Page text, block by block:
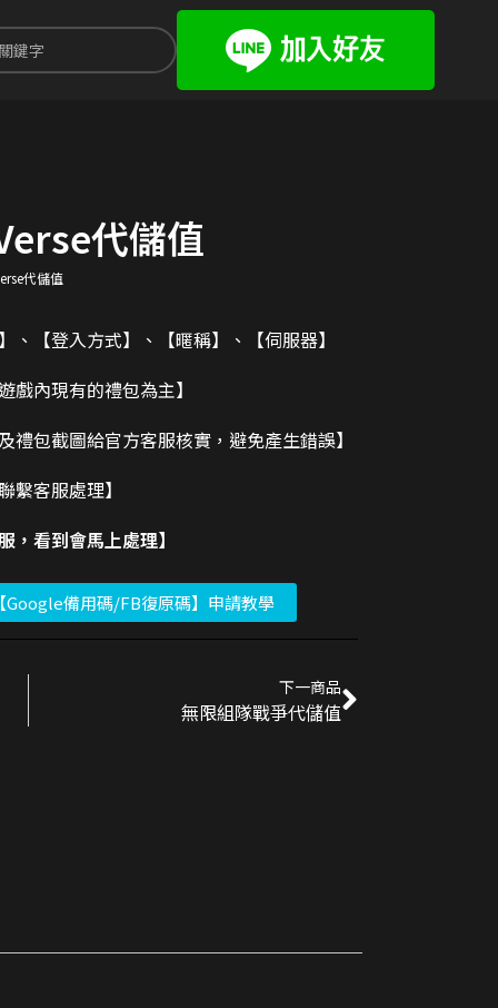
代儲值
代儲值
【登入方式】、【暱稱】、【伺服器】
內現有的禮包為主】
包截圖給官方客服核實，避免產生錯誤】
繫客服處理】
，看到會馬上處理】
Google備用碼/FB復原碼】申請教學
下一商品
無限組隊戰爭代儲值